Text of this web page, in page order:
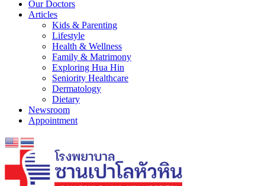
Our Doctors
Articles
Kids & Parenting
Lifestyle
Health & Wellness
Family & Matrimony
Exploring Hua Hin
Seniority Healthcare
Dermatology
Dietary
Newsroom
Appointment